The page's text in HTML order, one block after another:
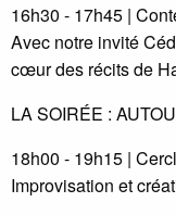
16h30 - 17h45 |
Avec notre invité
cœur des récits de
LA SOIRÉE :
18h00 - 19h15 |
Improvisation et